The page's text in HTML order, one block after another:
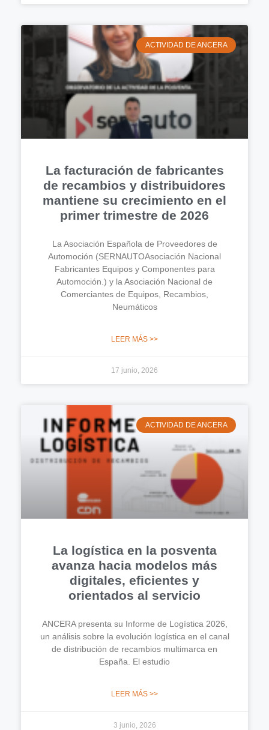
ACTIVIDAD DE ANCERA
La facturación de fabricantes
de recambios y distribuidores
mantiene su crecimiento en el
primer trimestre de 2026
La Asociación Española de Proveedores de
Automoción (SERNAUTOAsociación Nacional
Fabricantes Equipos y Componentes para
Automoción.) y la Asociación Nacional de
Comerciantes de Equipos, Recambios,
Neumáticos
LEER MÁS >>
17 junio, 2026
ACTIVIDAD DE ANCERA
La logística en la posventa
avanza hacia modelos más
digitales, eficientes y
orientados al servicio
ANCERA presenta su Informe de Logística 2026,
un análisis sobre la evolución logística en el canal
de distribución de recambios multimarca en
España. El estudio
LEER MÁS >>
3 junio, 2026